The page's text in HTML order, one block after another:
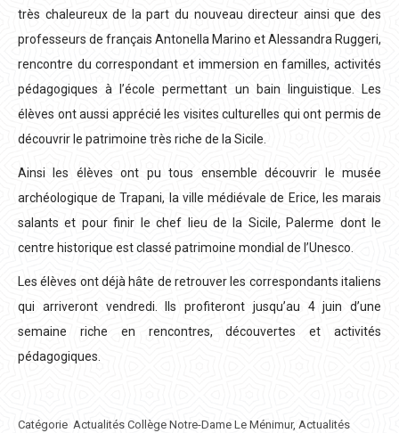
très chaleureux de la part du nouveau directeur ainsi que des
professeurs de français Antonella Marino et Alessandra Ruggeri,
rencontre du correspondant et immersion en familles, activités
pédagogiques à l’école permettant un bain linguistique. Les
élèves ont aussi apprécié les visites culturelles qui ont permis de
découvrir le patrimoine très riche de la Sicile.
Ainsi les élèves ont pu tous ensemble découvrir le musée
archéologique de Trapani, la ville médiévale de Erice, les marais
salants et pour finir le chef lieu de la Sicile, Palerme dont le
centre historique est classé patrimoine mondial de l’Unesco.
Les élèves ont déjà hâte de retrouver les correspondants italiens
qui arriveront vendredi. Ils profiteront jusqu’au 4 juin d’une
semaine riche en rencontres, découvertes et activités
pédagogiques.
Catégorie Actualités Collège Notre-Dame Le Ménimur, Actualités